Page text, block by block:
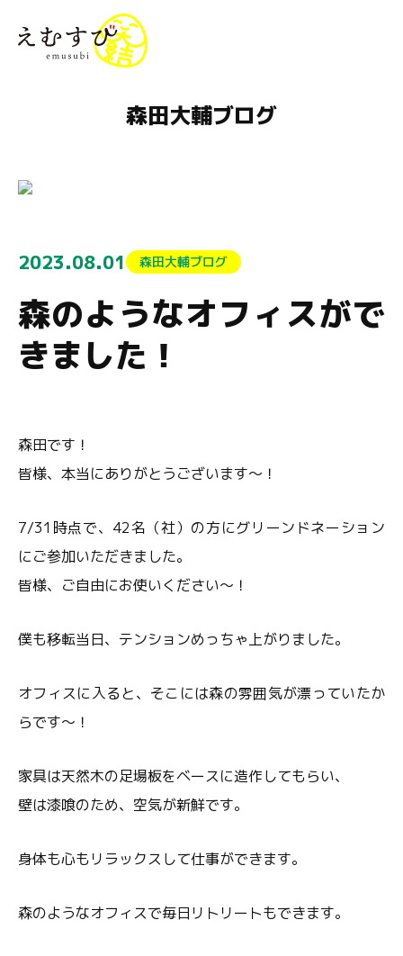
森田大輔ブログ
2023.08.01 森田大輔ブログ
森のようなオフィスがで
きました！
森田です！
皆様、本当にありがとうございます～！
7/31時点で、42名（社）の方にグリーンドネーション
にご参加いただきました。
皆様、ご自由にお使いください～！
僕も移転当日、テンションめっちゃ上がりました。
オフィスに入ると、そこには森の雰囲気が漂っていたか
らです～！
家具は天然木の足場板をベースに造作してもらい、
壁は漆喰のため、空気が新鮮です。
身体も心もリラックスして仕事ができます。
森のようなオフィスで毎日リトリートもできます。